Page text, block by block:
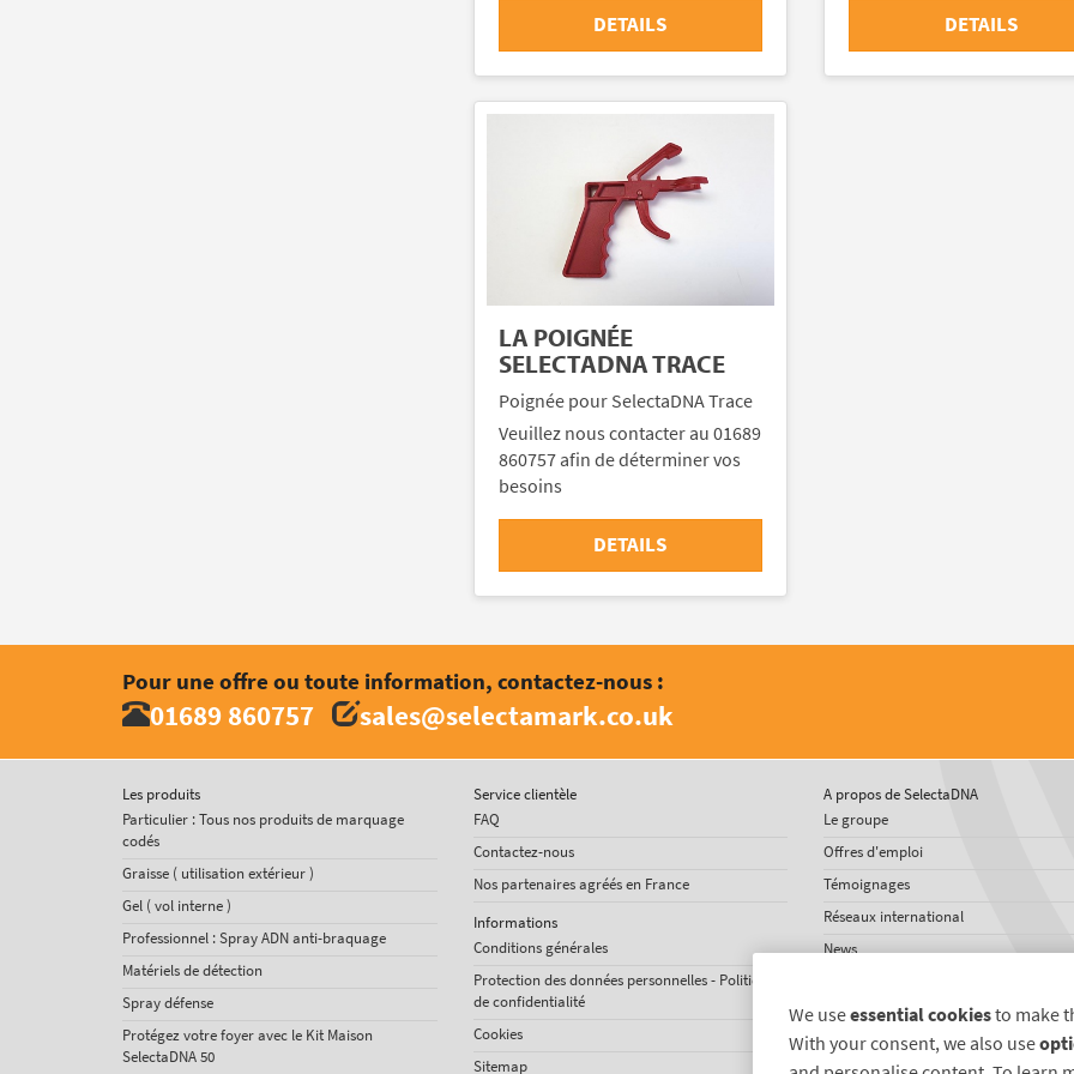
DETAILS DETAILS
LA POIGNÉE
SELECTADNA TRACE
Poignée pour SelectaDNA Trace
Veuillez nous contacter au 01689
860757 afin de déterminer vos
besoins
DETAILS
Pour une offre ou toute information, contactez-nous :
01689 860757 sales@selectamark.co.uk
Les produits
Particulier : Tous nos produits de marquage
codés
Graisse ( utilisation extérieur )
Gel ( vol interne )
Professionnel : Spray ADN anti-braquage
Matériels de détection
Spray défense
Protégez votre foyer avec le Kit Maison
SelectaDNA 50
Service clientèle
FAQ
Contactez-nous
Nos partenaires agréés en France
Informations
Conditions générales
Protection des données personnelles - Politique
de confidentialité
Cookies
Sitemap
A propos de SelectaDNA
Le groupe
Offres d'emploi
Témoignages
Réseaux international
News
We useessential cookiesto make
With your consent, we also use